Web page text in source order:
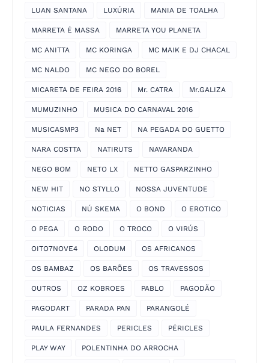
LUAN SANTANA LUXÚRIA MANIA DE TOALHA
MARRETA É MASSA MARRETA YOU PLANETA
MC ANITTA MC KORINGA MC MAIK E DJ CHACAL
MC NALDO MC NEGO DO BOREL
MICARETA DE FEIRA 2016 Mr. CATRA Mr.GALIZA
MUMUZINHO MUSICA DO CARNAVAL 2016
MUSICASMP3 Na NET NA PEGADA DO GUETTO
NARA COSTTA NATIRUTS NAVARANDA
NEGO BOM NETO LX NETTO GASPARZINHO
NEW HIT NO STYLLO NOSSA JUVENTUDE
NOTICIAS NÚ SKEMA O BOND O EROTICO
O PEGA O RODO O TROCO O VIRÚS
OITO7NOVE4 OLODUM OS AFRICANOS
OS BAMBAZ OS BARÕES OS TRAVESSOS
OUTROS OZ KOBROES PABLO PAGODÃO
PAGODART PARADA PAN PARANGOLÉ
PAULA FERNANDES PERICLES PÉRICLES
PLAY WAY POLENTINHA DO ARROCHA